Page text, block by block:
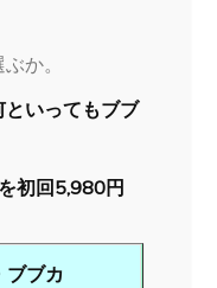
か。
といってもブブ
初回5,980円
ブブカ